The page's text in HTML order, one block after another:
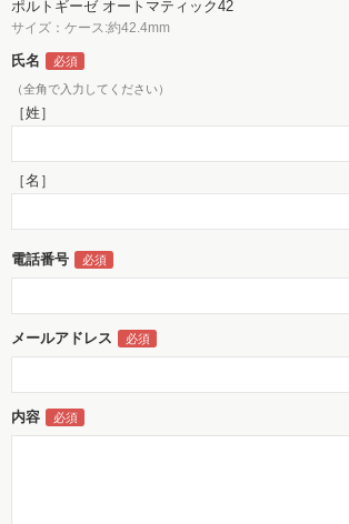
ポルトギーゼ オートマティック42
サイズ：ケース:約42.4mm
氏名
（全角で入力してください）
［姓］
［名］
電話番号
メールアドレス
内容